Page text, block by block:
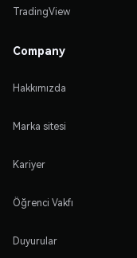
TradingView
Company
Hakkımızda
Marka sitesi
Kariyer
Öğrenci Vakfı
Duyurular